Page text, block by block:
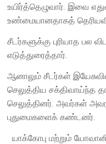
உயிர்த்தெழுவார். இவை
உண்மையானதாகத்
சீடர்களுக்கு புரியாத பல
எடுத்துரைத்தார்.
ஆனாலும் சீடர்கள்
செலுத்திய சக்திவாய்ந்த
செலுத்தினர். அவர்கள்
புதுமைகளைக் கண்டனர்.
யாக்கோபு மற்றும்